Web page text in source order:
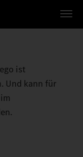
ist
Und kann für